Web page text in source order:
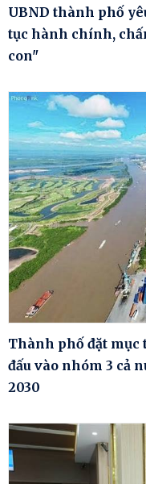
UBND thành phố
tục hành chính,
con"
Thành phố đặt mục
đấu vào nhóm 3 cả
2030